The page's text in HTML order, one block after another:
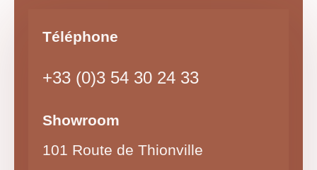
Téléphone
+33 (0)3 54 30 24 33
Showroom
101 Route de Thionville